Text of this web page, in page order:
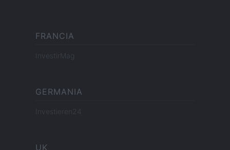
FRANCIA
InvestirMag
GERMANIA
Investieren24
UK